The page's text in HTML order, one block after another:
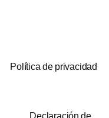
Política de privacidad
Declaración de